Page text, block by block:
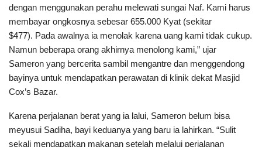
dengan menggunakan perahu melewati sungai Naf. Kami harus
membayar ongkosnya sebesar 655.000 Kyat (sekitar
$477). Pada awalnya ia menolak karena uang kami tidak cukup.
Namun beberapa orang akhirnya menolong kami,” ujar
Sameron yang bercerita sambil mengantre dan menggendong
bayinya untuk mendapatkan perawatan di klinik dekat Masjid
Cox’s Bazar.
Karena perjalanan berat yang ia lalui, Sameron belum bisa
meyusui Sadiha, bayi keduanya yang baru ia lahirkan. “Sulit
sekali mendapatkan makanan setelah melalui perjalanan